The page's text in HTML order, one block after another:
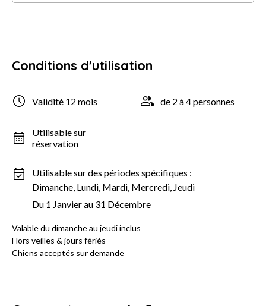
Conditions d'utilisation
Validité 12 mois de 2 à 4 personnes
Utilisable sur
réservation
Utilisable sur des périodes spécifiques :
Dimanche, Lundi, Mardi, Mercredi, Jeudi
Du 1 Janvier au 31 Décembre
Valable du dimanche au jeudi inclus
Hors veilles & jours fériés
Chiens acceptés sur demande